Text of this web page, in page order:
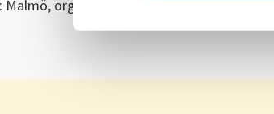
org. nr 556695-0738